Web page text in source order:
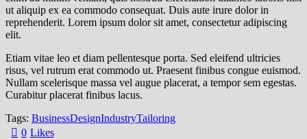
ut aliquip ex ea commodo consequat. Duis aute irure dolor in
reprehenderit. Lorem ipsum dolor sit amet, consectetur adipiscing
elit.
Etiam vitae leo et diam pellentesque porta. Sed eleifend ultricies
risus, vel rutrum erat commodo ut. Praesent finibus congue euismod.
Nullam scelerisque massa vel augue placerat, a tempor sem egestas.
Curabitur placerat finibus lacus.
Tags: BusinessDesignIndustryTailoring
0 Likes